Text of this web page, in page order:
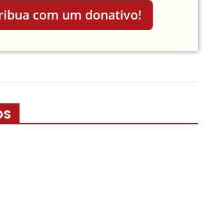
com um donativo!